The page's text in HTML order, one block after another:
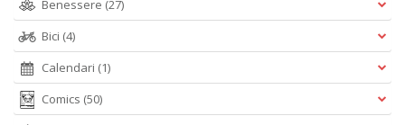
Benessere (27)
Bici (4)
Calendari (1)
Comics (50)